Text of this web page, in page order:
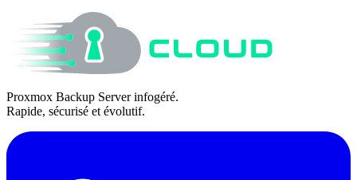
Proxmox Backup Server infogéré.
Rapide, sécurisé et évolutif.